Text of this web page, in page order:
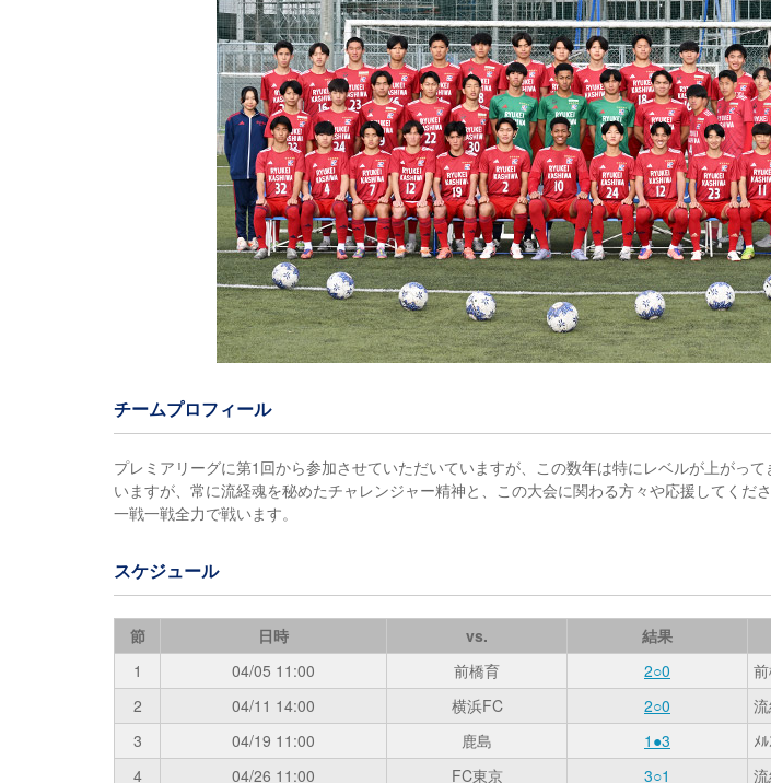
チームプロフィール
プレミアリーグに第1回から参加させていただいていますが、この数年は特にレベルが上がっ
いますが、常に流経魂を秘めたチャレンジャー精神と、この大会に関わる方々や応援してくだ
一戦一戦全力で戦います。
スケジュール
節 日時 vs. 結果
1
04/05 11:00 前橋育 2○0
2
04/11 14:00 横浜FC 2○0
3
04/19 11:00 鹿島 1●3
ﾒ
4
04/26 11:00 FC東京 3○1